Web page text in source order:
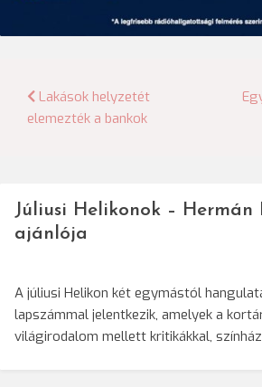
Bejegyzés
Lakások helyzetét
elemezték a bankok
Júliusi Helikonok – Hermán
ajánlója
A júliusi Helikon két egymástól
lapszámmal jelentkezik, amelyek a
világirodalom mellett kritikákkal,